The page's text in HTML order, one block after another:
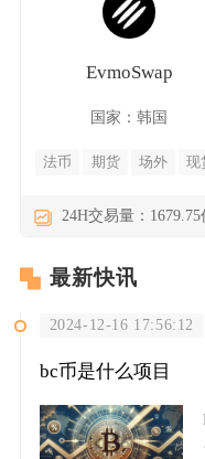
EvmoSwap
国家：韩国
法币 期货 场外 现
24H交易量：1679.75
最新快讯
2024-12-16 17:56:12
bc币是什么项目